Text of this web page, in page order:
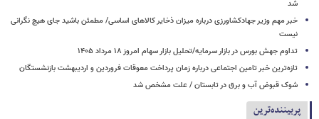
شد
خبر مهم وزیر جهادکشاورزی درباره میزان ذخایر کالاهای اساسی/ مطمئن باشید جای هیچ نگرانی
نیست
تداوم جهش بورس در بازار سرمایه/تحلیل بازار سهام امروز ۱۸ مرداد ۱۴۰۵
تازه‌ترین خبر تامین اجتماعی درباره زمان پرداخت معوقات فروردین و اردیبهشت بازنشستگان
شوک قبوض آب و برق در تابستان / علت مشخص شد
پربیننده‌ترین